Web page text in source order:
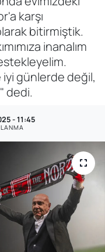
karşı
bitirmiştik.
inanalım
günlerde değil,
dedi.
- 11:45